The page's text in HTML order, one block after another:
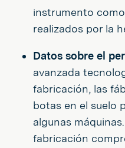
instrumento
realizados por la
Datos sobre el
avanzada
fabricación, las
botas en el suelo
algunas
fabricación